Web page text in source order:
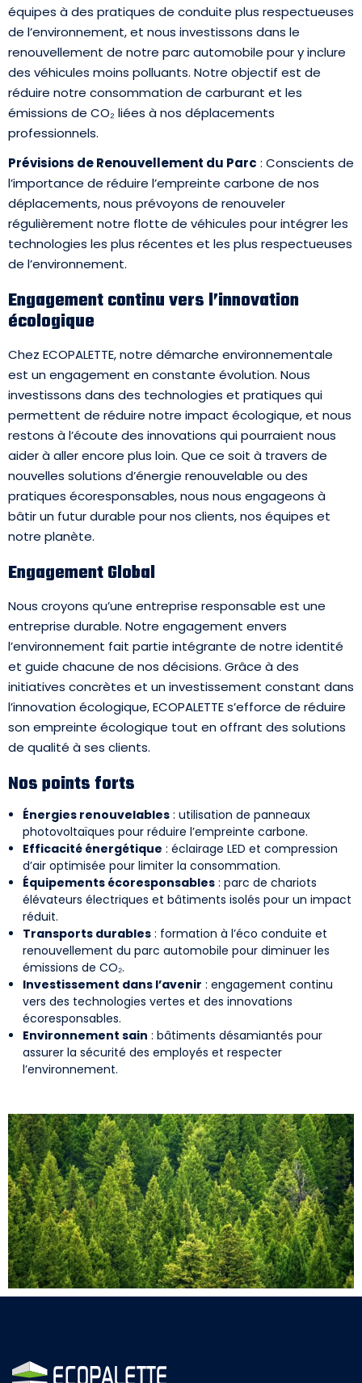
équipes à des pratiques de conduite plus respectueuses
de l’environnement, et nous investissons dans le
renouvellement de notre parc automobile pour y inclure
des véhicules moins polluants. Notre objectif est de
réduire notre consommation de carburant et les
émissions de CO₂ liées à nos déplacements
professionnels.
Prévisions de Renouvellement du Parc : Conscients de
l’importance de réduire l’empreinte carbone de nos
déplacements, nous prévoyons de renouveler
régulièrement notre flotte de véhicules pour intégrer les
technologies les plus récentes et les plus respectueuses
de l’environnement.
Engagement continu vers l’innovation
écologique
Chez ECOPALETTE, notre démarche environnementale
est un engagement en constante évolution. Nous
investissons dans des technologies et pratiques qui
permettent de réduire notre impact écologique, et nous
restons à l’écoute des innovations qui pourraient nous
aider à aller encore plus loin. Que ce soit à travers de
nouvelles solutions d’énergie renouvelable ou des
pratiques écoresponsables, nous nous engageons à
bâtir un futur durable pour nos clients, nos équipes et
notre planète.
Engagement Global
Nous croyons qu’une entreprise responsable est une
entreprise durable. Notre engagement envers
l’environnement fait partie intégrante de notre identité
et guide chacune de nos décisions. Grâce à des
initiatives concrètes et un investissement constant dans
l’innovation écologique, ECOPALETTE s’efforce de réduire
son empreinte écologique tout en offrant des solutions
de qualité à ses clients.
Nos points forts
Énergies renouvelables: utilisation de panneaux
photovoltaïques pour réduire l’empreinte carbone.
Efficacité énergétique : éclairage LED et compression
d’air optimisée pour limiter la consommation.
Équipements écoresponsables: parc de chariots
élévateurs électriques et bâtiments isolés pour un impact
réduit.
Transports durables: formation à l’éco conduite et
renouvellement du parc automobile pour diminuer les
émissions de CO₂.
Investissement dans l’avenir : engagement continu
vers des technologies vertes et des innovations
écoresponsables.
Environnement sain : bâtiments désamiantés pour
assurer la sécurité des employés et respecter
l’environnement.